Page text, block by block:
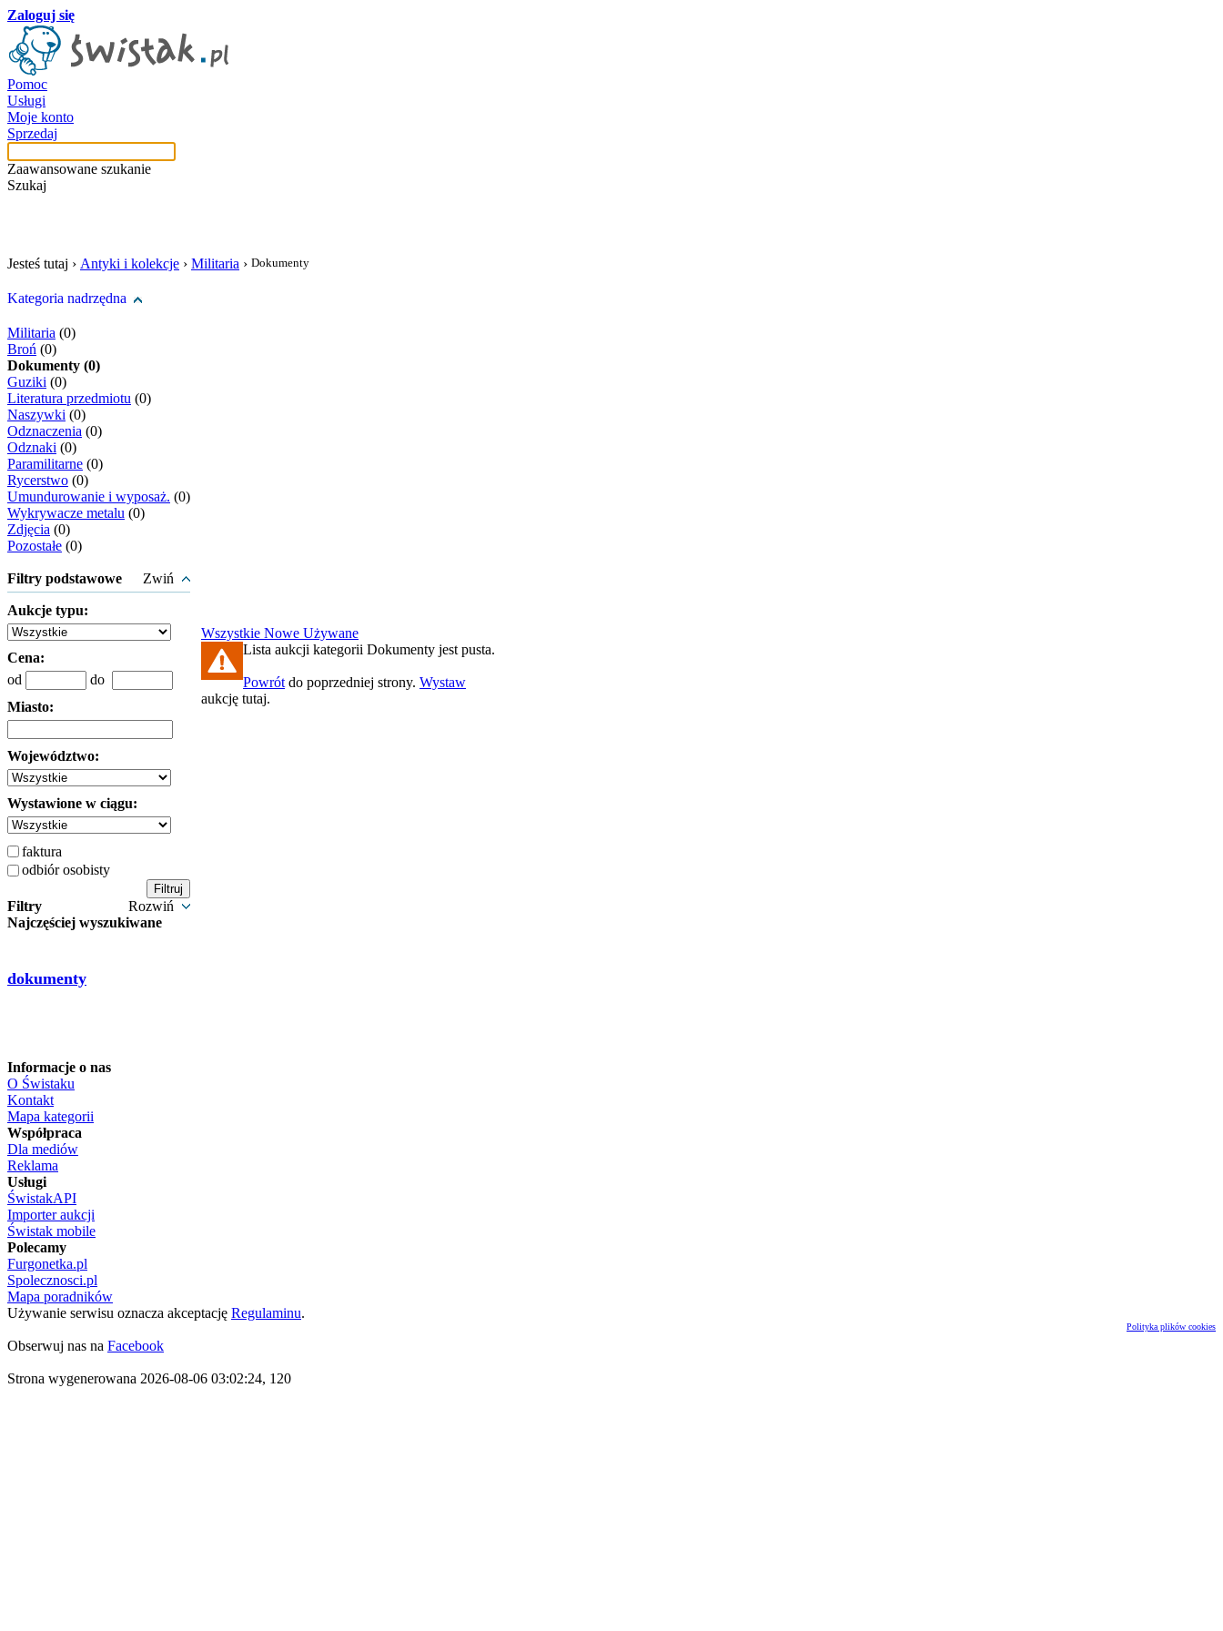
Zaloguj się
Pomoc
Usługi
Moje konto
Sprzedaj
Zaawansowane szukanie
Szukaj
Jesteś tutaj › Antyki i kolekcje › Militaria › Dokumenty
Kategoria nadrzędna
Militaria (0)
Broń (0)
Dokumenty (0)
Guziki (0)
Literatura przedmiotu (0)
Naszywki (0)
Odznaczenia (0)
Odznaki (0)
Paramilitarne (0)
Rycerstwo (0)
Umundurowanie i wyposaż. (0)
Wykrywacze metalu (0)
Zdjęcia (0)
Pozostałe (0)
Filtry podstawowe Zwiń
Aukcje typu:
Cena:
od
do
Miasto:
Województwo:
Wystawione w ciągu:
faktura
odbiór osobisty
Filtry
Rozwiń
Najczęściej wyszukiwane
dokumenty
Wszystkie Nowe Używane
Lista aukcji kategorii Dokumenty jest pusta.
Powrót do poprzedniej strony. Wystaw
aukcję tutaj.
Informacje o nas
O Świstaku
Kontakt
Mapa kategorii
Współpraca
Dla mediów
Reklama
Usługi
ŚwistakAPI
Importer aukcji
Świstak mobile
Polecamy
Furgonetka.pl
Spolecznosci.pl
Mapa poradników
Używanie serwisu oznacza akceptację Regulaminu.
Polityka plików cookies
Obserwuj nas na Facebook
Strona wygenerowana 2026-08-06 03:02:24, 120